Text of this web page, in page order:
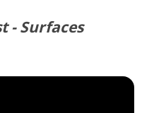
- Surfaces